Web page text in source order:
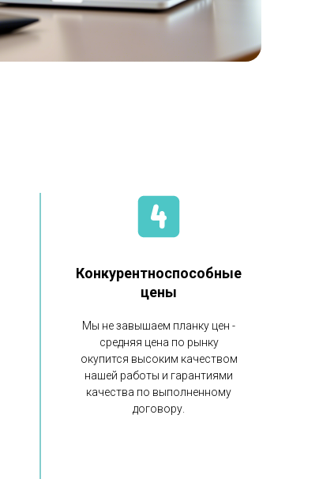
Конкурентноспособные
цены
Мы не завышаем планку цен -
средняя цена по рынку
окупится высоким качеством
нашей работы и гарантиями
качества по выполненному
договору.